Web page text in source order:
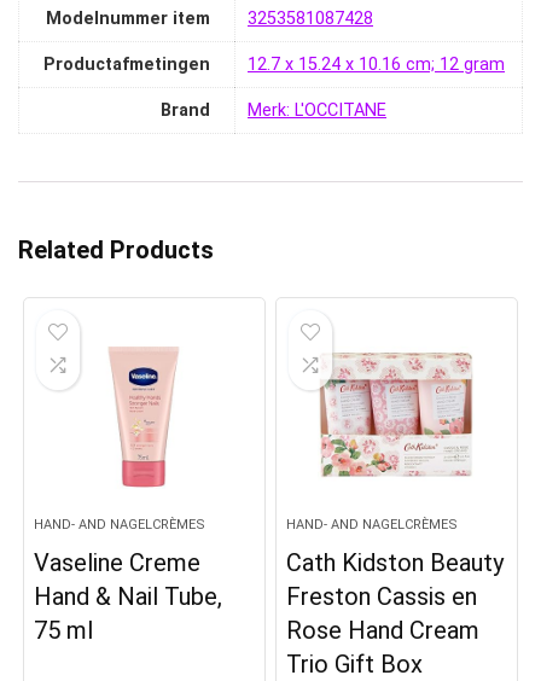
Modelnummer item ‎3253581087428
Productafmetingen ‎12.7 x 15.24 x 10.16 cm; 12 gram
Brand Merk: L'OCCITANE
Related Products
HAND- AND NAGELCRÈMES
Vaseline Creme
Hand & Nail Tube,
75 ml
HAND- AND NAGELCRÈMES
Cath Kidston Beauty
Freston Cassis en
Rose Hand Cream
Trio Gift Box